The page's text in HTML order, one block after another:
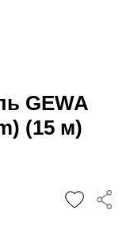
GEWA
(15 м)